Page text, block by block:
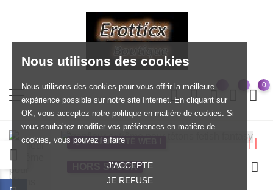
Nous utilisons des cookies
Nous utilisons des cookies pour vous offrir la meilleure
expérience possible sur notre site Internet. En cliquant sur
OK, vous acceptez notre politique en matière de cookies. Si
vous souhaitez modifier vos préférences en matière de
cookies, vous pouvez le faire
J'ACCEPTE
JE REFUSE
0
EXCLUSIVITÉ WEB !
HORS STOCK